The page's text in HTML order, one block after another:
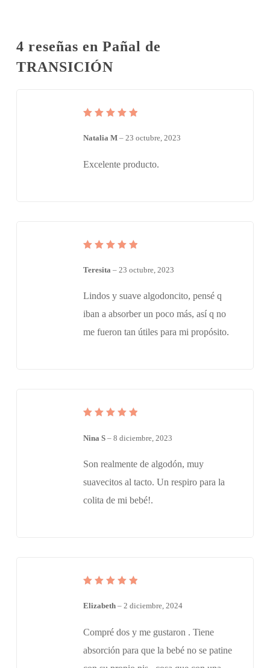
4 reseñas en Pañal de
TRANSICIÓN
en5
de
5
Natalia M – 23 octubre, 2023
Excelente producto.
5
5
Teresita – 23 octubre, 2023
Lindos y suave algodoncito, pensé q
iban a absorber un poco más, así q no
me fueron tan útiles para mi propósito.
5
5
Nina S – 8 diciembre, 2023
Son realmente de algodón, muy
suavecitos al tacto. Un respiro para la
colita de mi bebé!.
en5
de
5
Elizabeth – 2 diciembre, 2024
Compré dos y me gustaron . Tiene
absorción para que la bebé no se patine